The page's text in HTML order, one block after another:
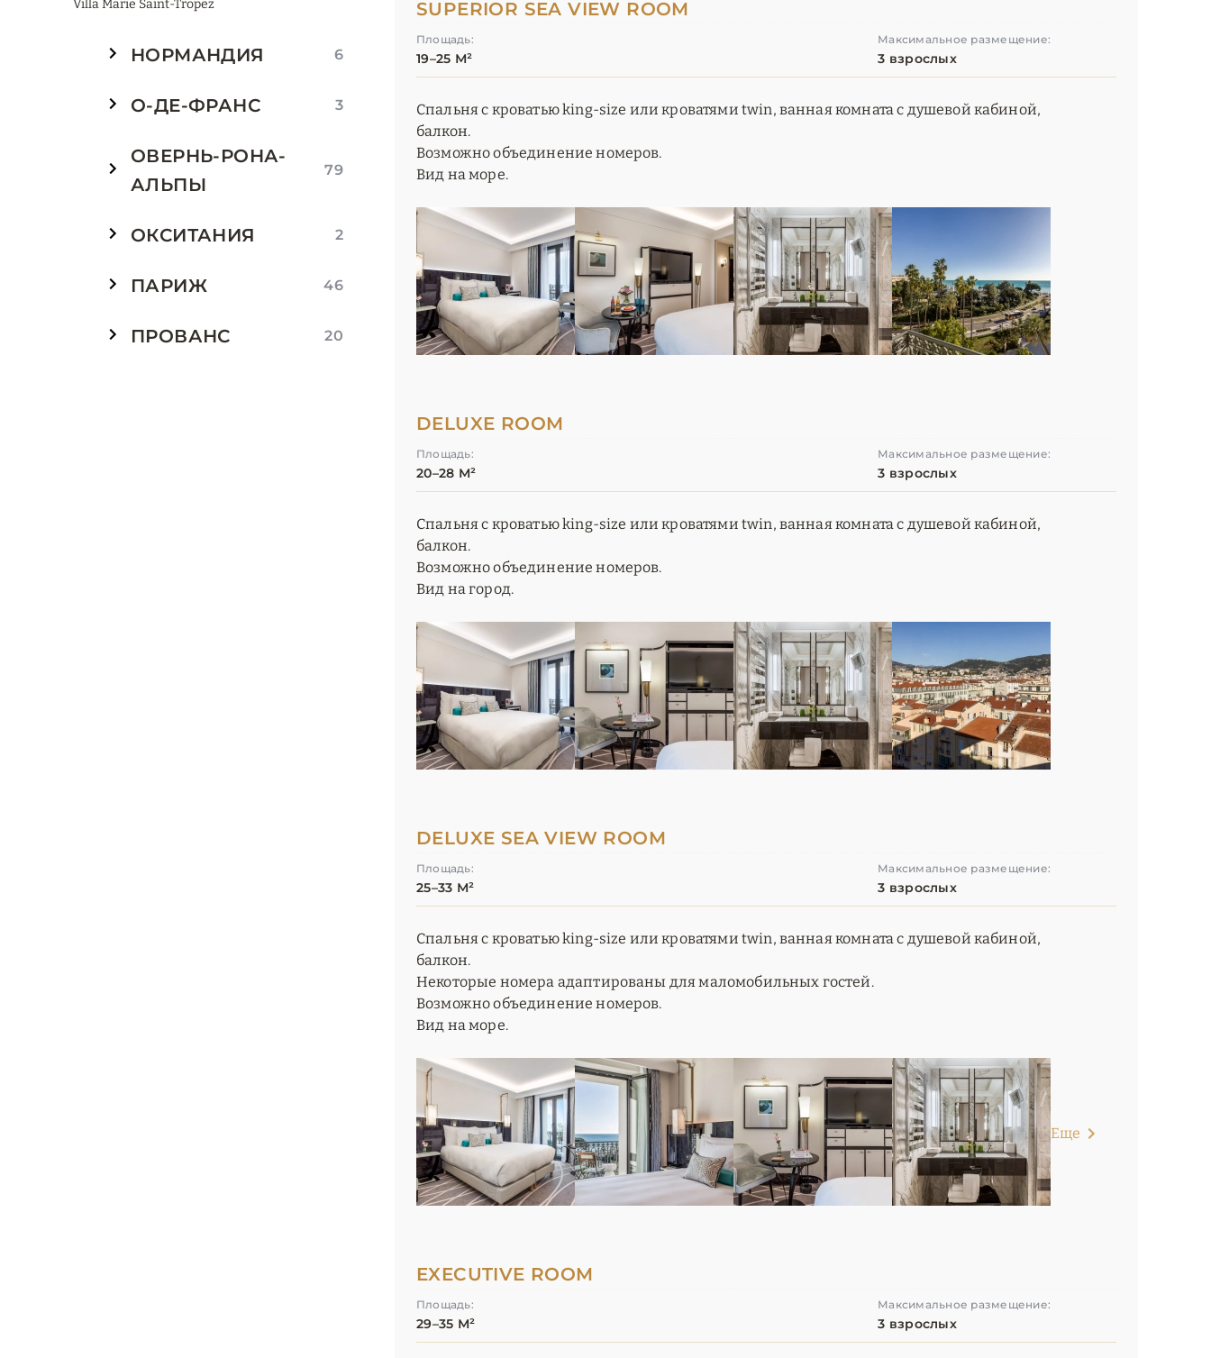
Villa Marie Saint-Tropez
НОРМАНДИЯ 6
О-ДЕ-ФРАНС 3
ОВЕРНЬ-РОНА-
АЛЬПЫ
79
ОКСИТАНИЯ 2
ПАРИЖ 46
ПРОВАНС 20
SUPERIOR SEA VIEW ROOM
Площадь:
19–25 М²
Максимальное размещение:
3 взрослых
Спальня с кроватью king-size или кроватями twin, ванная комната с душевой кабиной,
балкон.
Возможно объединение номеров.
Вид на море.
DELUXE ROOM
Площадь:
20–28 М²
Максимальное размещение:
3 взрослых
Спальня с кроватью king-size или кроватями twin, ванная комната с душевой кабиной,
балкон.
Возможно объединение номеров.
Вид на город.
DELUXE SEA VIEW ROOM
Площадь:
25–33 М²
Максимальное размещение:
3 взрослых
Спальня с кроватью king-size или кроватями twin, ванная комната с душевой кабиной,
балкон.
Некоторые номера адаптированы для маломобильных гостей.
Возможно объединение номеров.
Вид на море.
Еще
EXECUTIVE ROOM
Площадь:
29–35 М²
Максимальное размещение:
3 взрослых